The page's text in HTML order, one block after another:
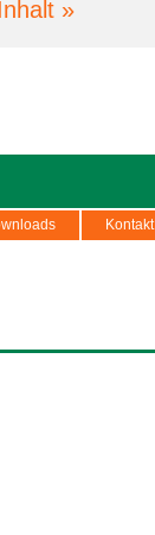
»
Kontakt